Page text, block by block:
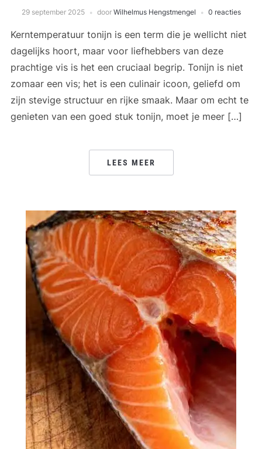
29 september 2025 door Wilhelmus Hengstmengel 0 reacties
Kerntemperatuur tonijn is een term die je wellicht niet
dagelijks hoort, maar voor liefhebbers van deze
prachtige vis is het een cruciaal begrip. Tonijn is niet
zomaar een vis; het is een culinair icoon, geliefd om
zijn stevige structuur en rijke smaak. Maar om echt te
genieten van een goed stuk tonijn, moet je meer […]
LEES MEER